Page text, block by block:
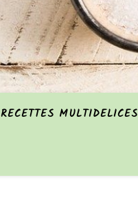
RECETTES MULTIDELICES